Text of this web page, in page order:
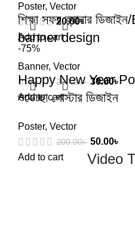
Poster, Vector
20.00৳
Add to cart
শিক্ষা সফর ব্যানার
banner design
Banner, Vector
200.00৳ 30.00৳
Add to cart
-75%
Happy New Year
শুভেচ্ছা পোস্টার ডিজাইন
Poster, Vector
200.00৳ 50.00৳
Add to cart
Video